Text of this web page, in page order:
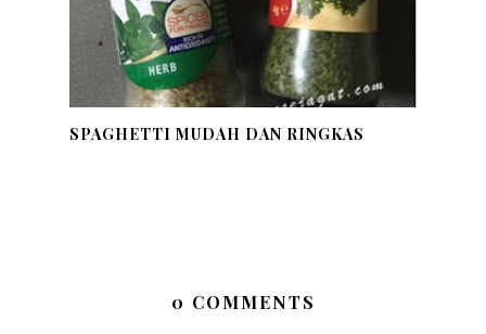
SPAGHETTI MUDAH DAN RINGKAS
0 COMMENTS